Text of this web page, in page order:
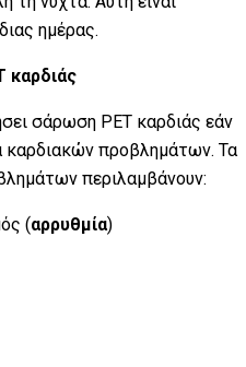
ημέρας.
καρδιάς
σάρωση PET καρδιάς εάν
προβλημάτων. Τα
περιλαμβάνουν:
(αρρυθμία)